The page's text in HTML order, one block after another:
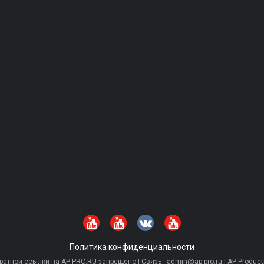
Политика конфиденциальности
ссылки на AP-PRO.RU запрещено | Связь - admin@ap-pro.ru | AP